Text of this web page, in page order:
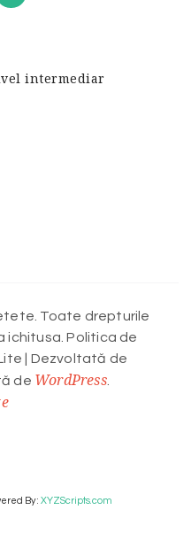
intermediar
Toate drepturile
ichitusa. Politica de
| Dezvoltată de
de WordPress.
By : XYZScripts.com